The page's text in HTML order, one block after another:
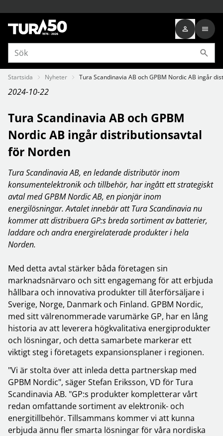
Startsida Nyheter Tura Scandinavia AB och GPBM Nordic AB ingår
2024-10-22
Tura Scandinavia AB och GPBM
Nordic AB ingår distributionsavtal
för Norden
Tura Scandinavia AB, en ledande distributör inom
konsumentelektronik och tillbehör, har ingått ett strategiskt
avtal med GPBM Nordic AB, en pionjär inom
energilösningar. Avtalet innebär att Tura Scandinavia nu
kommer att distribuera GP:s breda sortiment av batterier,
laddare och andra energirelaterade produkter i hela
Norden.
Med detta avtal stärker båda företagen sin
marknadsnärvaro och sitt engagemang för att erbjuda
hållbara och innovativa produkter till återförsäljare i
Sverige, Norge, Danmark och Finland. GPBM Nordic,
med sitt välrenommerade varumärke GP, har en lång
historia av att leverera högkvalitativa energiprodukter
och lösningar, och detta samarbete markerar ett
viktigt steg i företagets expansionsplaner i regionen.
"Vi är stolta över att inleda detta partnerskap med
GPBM Nordic", säger Stefan Eriksson, VD för Tura
Scandinavia AB. "GP:s produkter kompletterar vårt
redan omfattande sortiment av elektronik- och
energitillbehör. Tillsammans kommer vi att kunna
erbjuda ännu fler smarta lösningar för våra nordiska